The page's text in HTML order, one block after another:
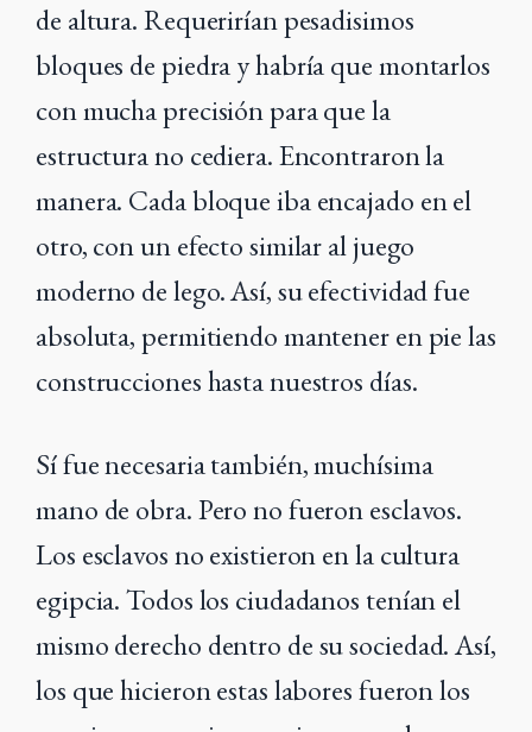
de altura. Requerirían pesadisimos
bloques de piedra y habría que montarlos
con mucha precisión para que la
estructura no cediera. Encontraron la
manera. Cada bloque iba encajado en el
otro, con un efecto similar al juego
moderno de lego. Así, su efectividad fue
absoluta, permitiendo mantener en pie las
construcciones hasta nuestros días.
Sí fue necesaria también, muchísima
mano de obra. Pero no fueron esclavos.
Los esclavos no existieron en la cultura
egipcia. Todos los ciudadanos tenían el
mismo derecho dentro de su sociedad. Así,
los que hicieron estas labores fueron los